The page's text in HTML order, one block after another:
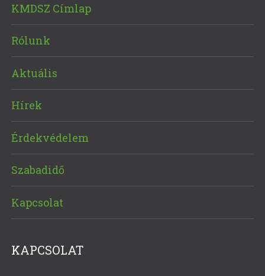
KMDSZ Címlap
Rólunk
Aktuális
Hírek
Érdekvédelem
Szabadidő
Kapcsolat
KAPCSOLAT